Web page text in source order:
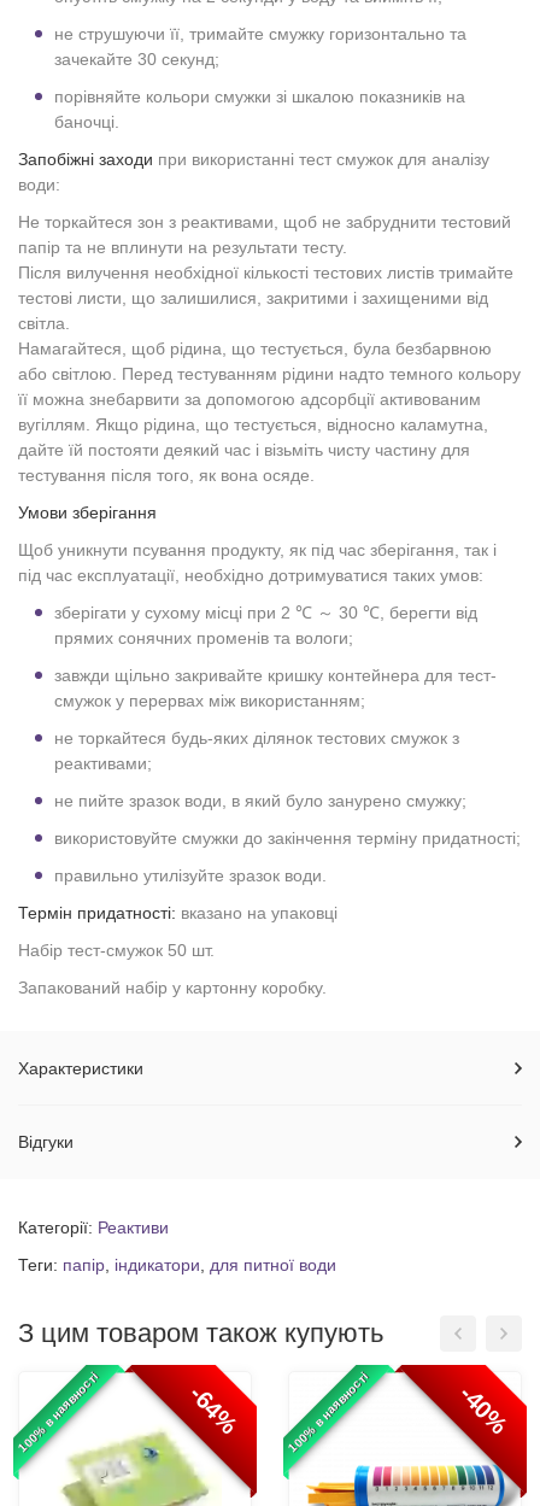
не струшуючи її, тримайте смужку горизонтально та
зачекайте 30 секунд;
порівняйте кольори смужки зі шкалою показників на
баночці.
Запобіжні заходи при використанні тест смужок для аналізу
води:
Не торкайтеся зон з реактивами, щоб не забруднити тестовий
папір та не вплинути на результати тесту.
Після вилучення необхідної кількості тестових листів тримайте
тестові листи, що залишилися, закритими і захищеними від
світла.
Намагайтеся, щоб рідина, що тестується, була безбарвною
або світлою. Перед тестуванням рідини надто темного кольору
її можна знебарвити за допомогою адсорбції активованим
вугіллям. Якщо рідина, що тестується, відносно каламутна,
дайте їй постояти деякий час і візьміть чисту частину для
тестування після того, як вона осяде.
Умови зберігання
Щоб уникнути псування продукту, як під час зберігання, так і
під час експлуатації, необхідно дотримуватися таких умов:
зберігати у сухому місці при 2 ℃ ～ 30 ℃, берегти від
прямих сонячних променів та вологи;
завжди щільно закривайте кришку контейнера для тест-
смужок у перервах між використанням;
не торкайтеся будь-яких ділянок тестових смужок з
реактивами;
не пийте зразок води, в який було занурено смужку;
використовуйте смужки до закінчення терміну придатності;
правильно утилізуйте зразок води.
Термін придатності: вказано на упаковці
Набір тест-смужок 50 шт.
Запакований набір у картонну коробку.
Характеристики
Відгуки
Категорії: Реактиви
Теги: папір індикатори для питної води
З цим товаром також купують
100% в наявності -64% 100% в наявності -40%